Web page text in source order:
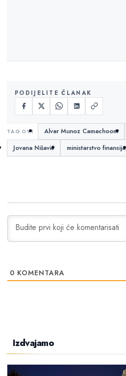
PODIJELITE ČLANAK
Alvar Munoz Camachoom
Jovana Nišavić
ministarstvo finansija
0 KOMENTARA
Izdvajamo